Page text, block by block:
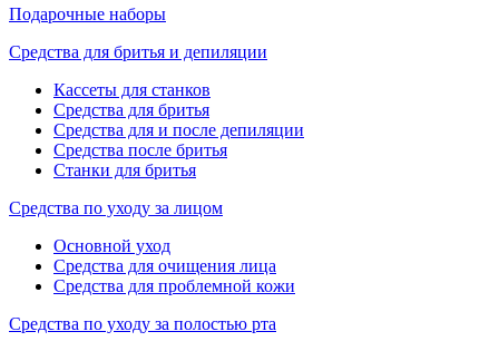
Подарочные наборы
Средства для бритья и депиляции
Кассеты для станков
Средства для бритья
Средства для и после депиляции
Средства после бритья
Станки для бритья
Средства по уходу за лицом
Основной уход
Средства для очищения лица
Средства для проблемной кожи
Средства по уходу за полостью рта